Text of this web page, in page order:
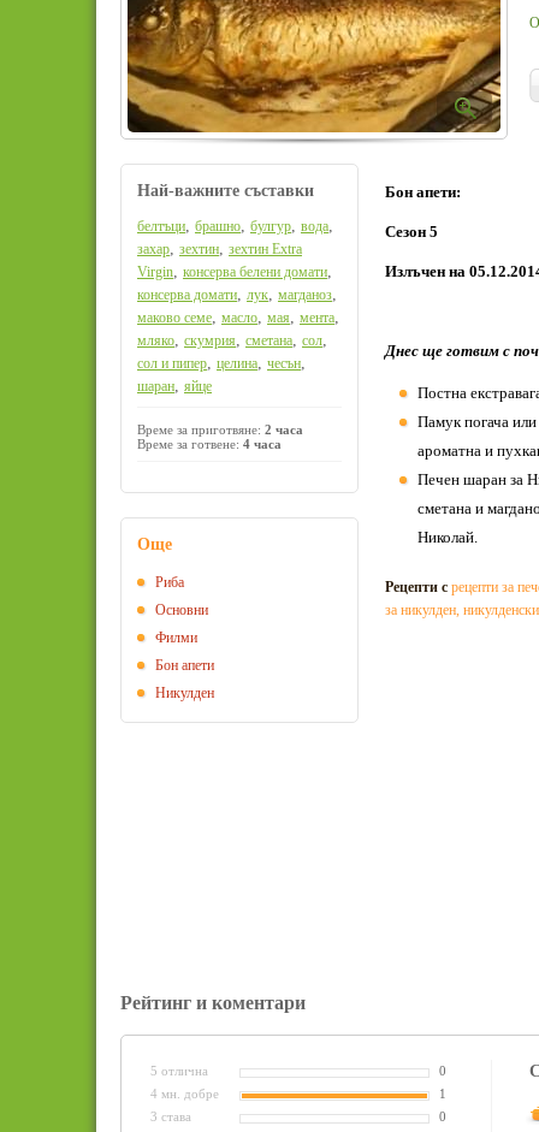
Бон апети:
Сезон 5
Излъчен на
Днес ще готвим с
Постна
Памук погача
ароматна и
Печен шаран за
сметана и
Николай.
Рецепти с рецепти за
за никулден,
Най-важните съставки
белтъци, брашно, булгур, вода,
захар, зехтин, зехтин Extra
Virgin, консерва белени домати,
консерва домати, лук, магданоз,
маково семе, масло, мая, мента,
мляко, скумрия, сметана, сол,
сол и пипер, целина, чесън,
шаран, яйце
Време за приготвяне: 2 часа
Време за готвене: 4 часа
Още
Риба
Основни
Филми
Бон апети
Никулден
Рейтинг и коментари
5 отлична
0
4 мн. добре
1
3 става
0